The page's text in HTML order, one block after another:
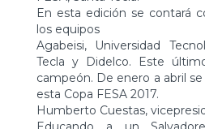
En esta edición se contará
los equipos
Agabeisi, Universidad
Tecla y Didelco. Este
campeón. De enero a abril
esta Copa FESA 2017.
Humberto Cuestas,